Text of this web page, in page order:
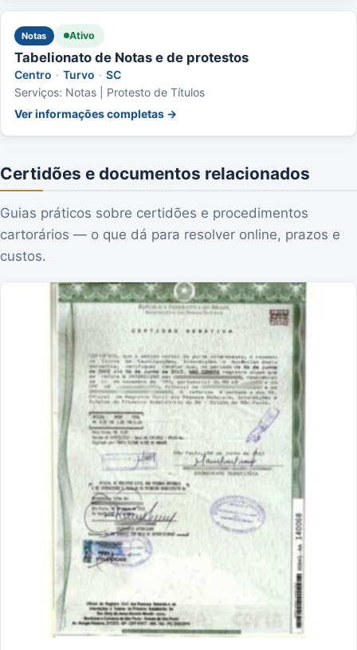
Notas Ativo
Tabelionato de Notas e de protestos
Centro · Turvo · SC
Serviços: Notas | Protesto de Títulos
Ver informações completas →
Certidões e documentos relacionados
Guias práticos sobre certidões e procedimentos
cartorários — o que dá para resolver online, prazos e
custos.